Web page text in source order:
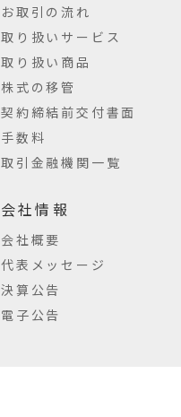
お取引の流れ
取り扱いサービス
取り扱い商品
株式の移管
契約締結前交付書面
手数料
取引金融機関一覧
会社情報
会社概要
代表メッセージ
決算公告
電子公告